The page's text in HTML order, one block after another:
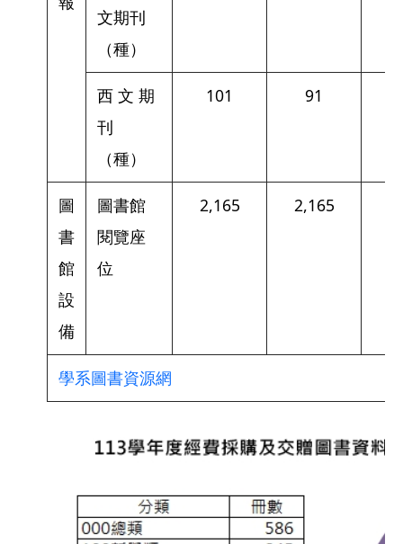
文期刊
（種）
西 文 期
刊
（種）
101 91
圖
書
館
設
備
圖書館
閱覽座
位
2,165 2,165
學系圖書資源網